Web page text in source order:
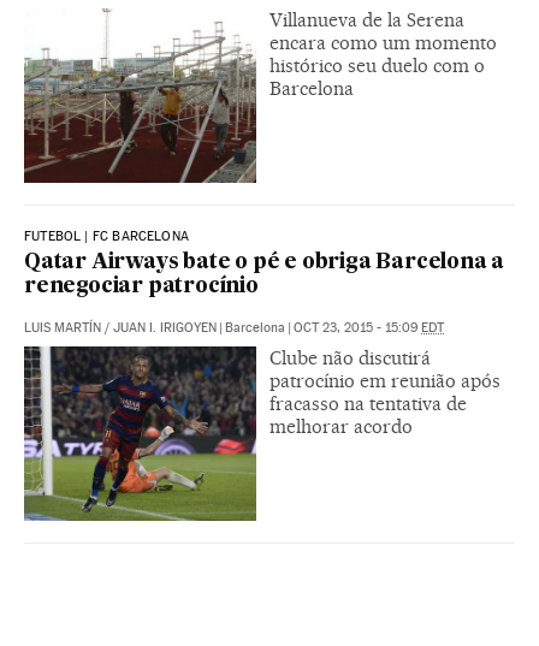
Villanueva de la Serena
encara como um momento
histórico seu duelo com o
Barcelona
FUTEBOL | FC BARCELONA
Qatar Airways bate o pé e obriga Barcelona a
renegociar patrocínio
LUIS MARTÍN / JUAN I. IRIGOYEN | Barcelona | OCT 23, 2015 - 15:09 EDT
Clube não discutirá
patrocínio em reunião após
fracasso na tentativa de
melhorar acordo